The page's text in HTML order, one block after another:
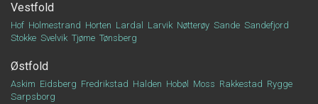
Vestfold
Hof Holmestrand Horten Lardal Larvik Nøtterøy Sande Sandefjord
Stokke Svelvik Tjøme Tønsberg
Østfold
Askim Eidsberg Fredrikstad Halden Hobøl Moss Rakkestad Rygge
Sarpsborg